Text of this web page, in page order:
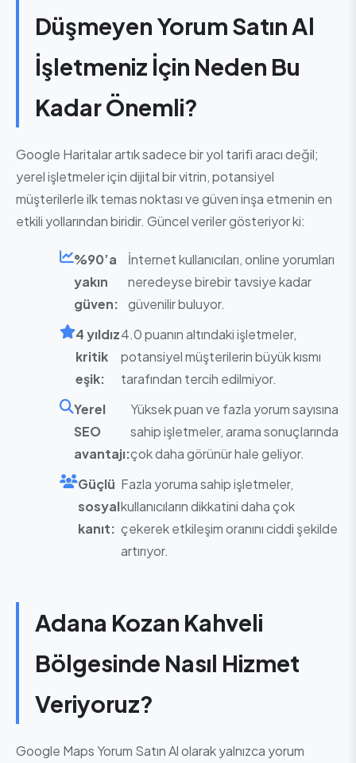
Düşmeyen Yorum Satın Al
İşletmeniz İçin Neden Bu
Kadar Önemli?
Google Haritalar artık sadece bir yol tarifi aracı değil;
yerel işletmeler için dijital bir vitrin, potansiyel
müşterilerle ilk temas noktası ve güven inşa etmenin en
etkili yollarından biridir. Güncel veriler gösteriyor ki:
%90’a
yakın
güven:
İnternet kullanıcıları, online yorumları
neredeyse birebir tavsiye kadar
güvenilir buluyor.
4 yıldız
kritik
eşik:
4.0 puanın altındaki işletmeler,
potansiyel müşterilerin büyük kısmı
tarafından tercih edilmiyor.
Yerel
SEO
avantajı:
Yüksek puan ve fazla yorum sayısına
sahip işletmeler, arama sonuçlarında
çok daha görünür hale geliyor.
Güçlü
sosyal
kanıt:
Fazla yoruma sahip işletmeler,
kullanıcıların dikkatini daha çok
çekerek etkileşim oranını ciddi şekilde
artırıyor.
Adana Kozan Kahveli
Bölgesinde Nasıl Hizmet
Veriyoruz?
Google Maps Yorum Satın Al olarak yalnızca yorum